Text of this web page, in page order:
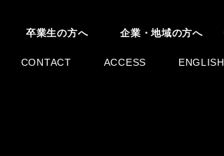
卒業生の方へ 企業・地域の方へ
CONTACT ACCESS ENGLISH